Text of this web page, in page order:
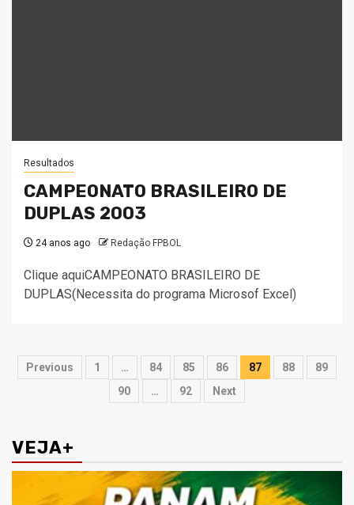
Resultados
CAMPEONATO BRASILEIRO DE
DUPLAS 2003
24 anos ago Redação FPBOL
Clique aquiCAMPEONATO BRASILEIRO DE
DUPLAS(Necessita do programa Microsof Excel)
Paginação
Previous 1 … 84 85 86 87 88
89
90
… 92 Next
VEJA+